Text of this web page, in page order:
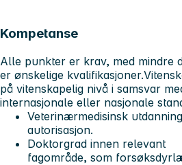
Kompetanse
Alle punkter er krav, med mindre
er ønskelige kvalifikasjoner.
på vitenskapelig nivå i samsvar
internasjonale eller nasjonale
Veterinærmedisinsk
autorisasjon.
Doktorgrad innen relevant
fagområde, som